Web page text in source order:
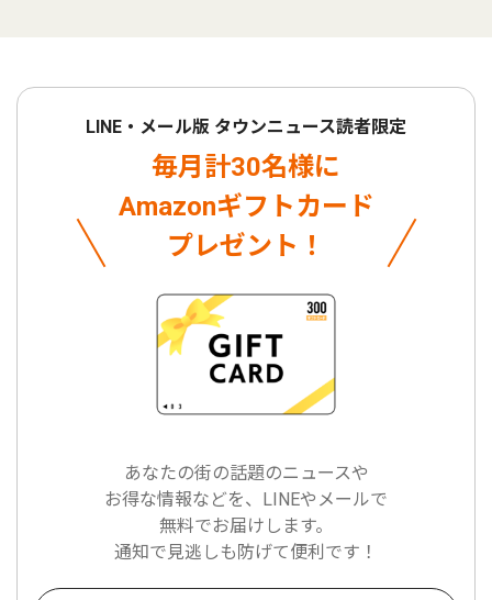
LINE・メール版 タウンニュース読者限定
毎月計30名様に
Amazonギフトカード
プレゼント！
あなたの街の話題のニュースや
お得な情報などを、LINEやメールで
無料でお届けします。
通知で見逃しも防げて便利です！